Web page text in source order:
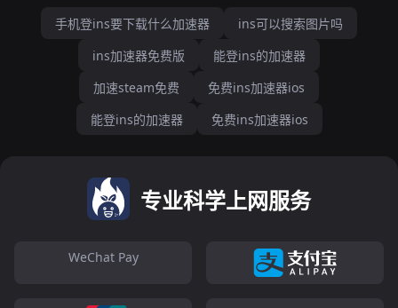
手机登ins要下载什么加速器
ins可以搜索图片吗
ins加速器免费版
能登ins的加速器
加速steam免费
免费ins加速器ios
能登ins的加速器
免费ins加速器ios
专业科学上网服务
WeChat Pay